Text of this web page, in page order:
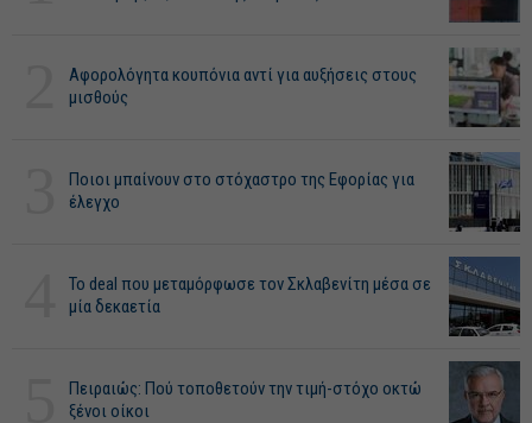
Αφορολόγητα κουπόνια αντί για αυξήσεις στους
μισθούς
Ποιοι μπαίνουν στο στόχαστρο της Εφορίας για
έλεγχο
Το deal που μεταμόρφωσε τον Σκλαβενίτη μέσα σε
μία δεκαετία
Πειραιώς: Πού τοποθετούν την τιμή-στόχο οκτώ
ξένοι οίκοι